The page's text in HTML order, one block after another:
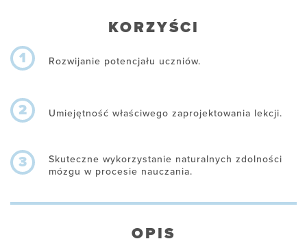
KORZYŚCI
1 Rozwijanie potencjału uczniów.
2 Umiejętność właściwego zaprojektowania lekcji.
3
Skuteczne wykorzystanie naturalnych zdolności
mózgu w procesie nauczania.
OPIS